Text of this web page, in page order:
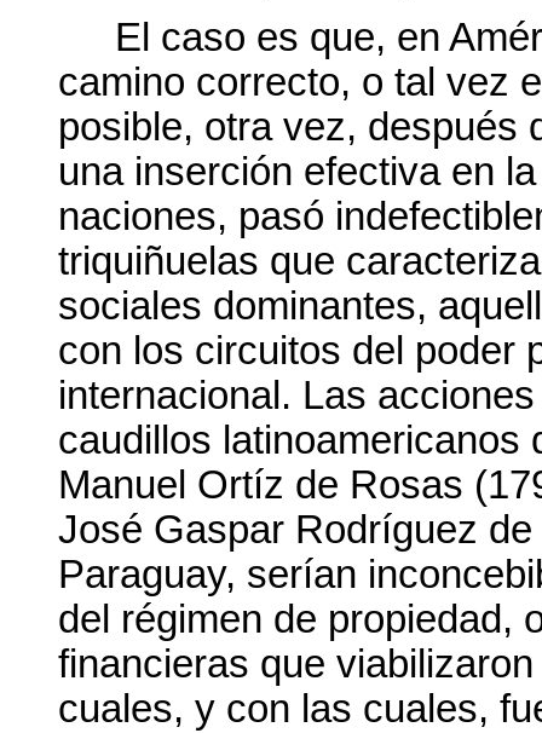
El caso es que, en
camino correcto, o tal vez
posible, otra vez, después
una inserción efectiva en
naciones, pasó
triquiñuelas que
sociales dominantes,
con los circuitos del poder
internacional. Las
caudillos latinoamericanos
Manuel Ortíz de Rosas
José Gaspar Rodríguez
Paraguay, serían
del régimen de propiedad,
financieras que
cuales, y con las cuales,